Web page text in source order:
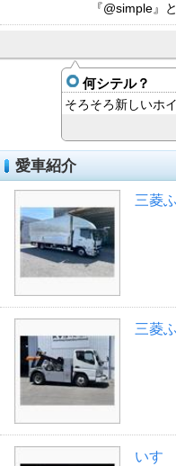
『@simple』
何シテル？
そろそろ新しいホ
愛車紹介
三菱
三菱
いす